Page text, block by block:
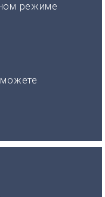
режиме